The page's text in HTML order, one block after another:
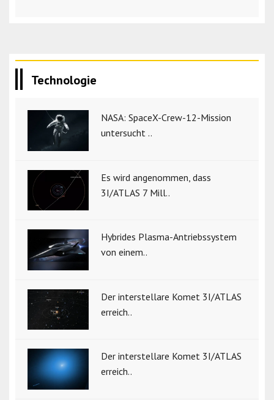
Technologie
NASA: SpaceX-Crew-12-Mission
untersucht ..
Es wird angenommen, dass
3I/ATLAS 7 Mill..
Hybrides Plasma-Antriebssystem
von einem..
Der interstellare Komet 3I/ATLAS
erreich..
Der interstellare Komet 3I/ATLAS
erreich..